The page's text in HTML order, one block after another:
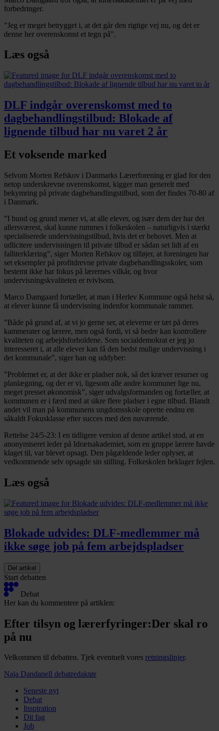
forbedringer.
”Jeg er meget betrygget i, at det går den rigtige vej nu, og det er
denne her overenskomst et tegn på”.
Læs også
DLF indgår overenskomst med to
dagbehandlingstilbud: Blokade af
lignende tilbud har nu varet 2 år
Et voksende marked
Selvom Morten Refskov i Danmarks Lærerforening er glad for den
netop underskrevne overenskomst, kigger man generelt med
bekymring på private dagbehandlingstilbud, som der findes 70-80 af
i Danmark.
”I bund og grund mener vi, at alle elever, og især dem der har det
allersværest, skal kunne rummes i folkeskolen – naturligvis i stærkt
specialiserede undervisningstilbud, hvis det er behovet. Men at
udlicitere undervisningen til private tilbud er sådan set lidt af en
falliterklæring”, siger Morten Refskov og tilføjer, at foreningen har
set eksempler på profitdrevne private dagbehandlingsskoler, som
bestemt ikke har fokus på lærernes vilkår, og hvor
undervisningskvaliteten er tvivlsom.
Marco Damgaard fortæller, at man i Herlev Kommune også helst så,
at elever kunne få undervisning indenfor kommunale rammer.
”Både på grund af, at vi jo gerne ser, at eleverne er tæt på deres
kammerater og lærere, men også fordi, vi så bedre kan kontrollere
kvaliteten og arbejdsforholdene. Som socialdemokrat er jeg jo
interesseret i, at alle elever kan få den bedst mulige undervisning i
det kommunale”, siger han og uddyber:
”Problemet er, at der ikke er pladser nok, så det kræver resurser og
planlægning, og der er vi, ligesom alle andre kommuner lige nu,
meget presset økonomisk”, siger udvalgsformanden og fortæller, at
kommunen er i færd med at sikre flere pladser i egne tilbud. Blandt
andet vil man på kommunens ungdomsskole oprette endnu en
såkaldt Fokusklasse efter succes med den nuværende.
Rettelse 24/5-23: I en tidligere version af denne artikel stod, at en
anonymiseret leder på Idrætsakademiet, som en gruppe lærere havde
klaget til, var blevet opsagt. Den pågældende leder oplyser, at
vedkommende selv opsagde sin stilling. Folkeskolen beklager fejlen.
Læs også
Blokade udvides: DLF-medlemmer må
ikke søge job på fem arbejdspladser
Del artikel
Start debatten
Debat
Her kan du kommentere på artiklen:
Efter tilsyn og lærerfyringer:Der skal ro
på nu
Velkommen til debatten. Tjek eventuelt vores retningslinjer.
Naja Dandanell debatredaktør
Seneste nyt
Debat
Inspiration
Dit fag
Job